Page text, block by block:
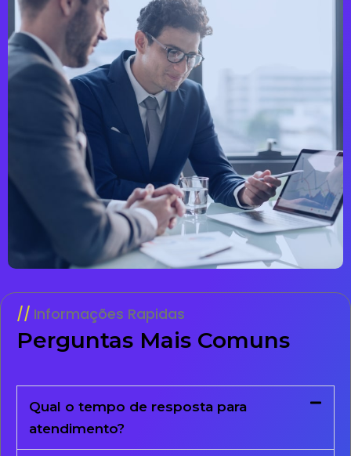
Informações Rapidas
Perguntas Mais Comuns
Qual o tempo de resposta para
atendimento?